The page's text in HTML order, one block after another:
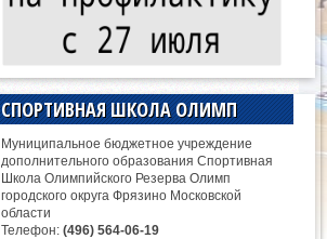
СПОРТИВНАЯ ШКОЛА ОЛИМП
Муниципальное бюджетное учреждение
дополнительного образования Спортивная
Школа Олимпийского Резерва Олимп
городского округа Фрязино Московской
области
Телефон: (496) 564-06-19